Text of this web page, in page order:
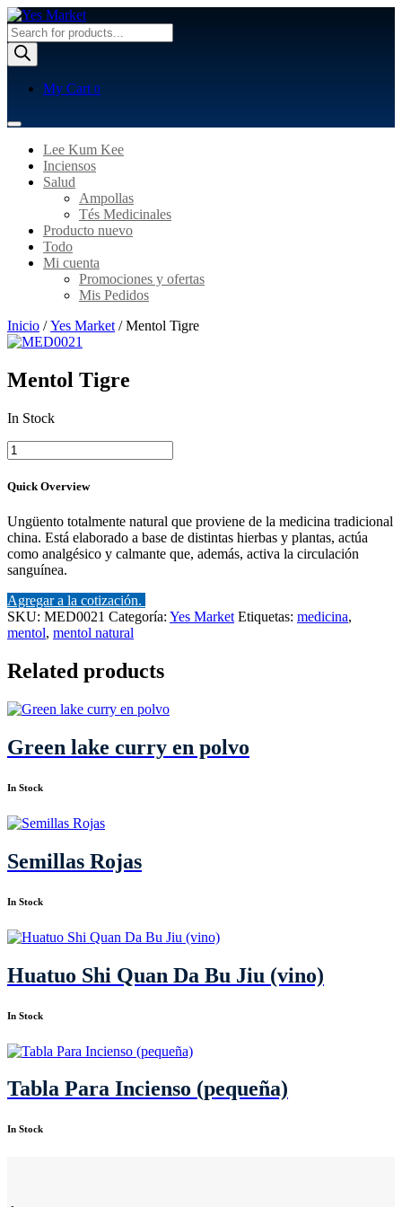
Búsqueda
de
productos
My Cart 0
Lee Kum Kee
Inciensos
Salud
Ampollas
Tés Medicinales
Producto nuevo
Todo
Mi cuenta
Promociones y ofertas
Mis Pedidos
Inicio /Yes Market / Mentol Tigre
Mentol Tigre
In Stock
Mentol
Tigre
cantidad
Quick Overview
Ungüento totalmente natural que proviene de la medicina tradicional
china. Está elaborado a base de distintas hierbas y plantas, actúa
como analgésico y calmante que, además, activa la circulación
sanguínea.
Agregar a la cotización.
SKU: MED0021 Categoría: Yes Market Etiquetas: medicina,
mentol, mentol natural
Related products
Green lake curry en polvo
In Stock
Semillas Rojas
In Stock
Huatuo Shi Quan Da Bu Jiu (vino)
In Stock
Tabla Para Incienso (pequeña)
In Stock